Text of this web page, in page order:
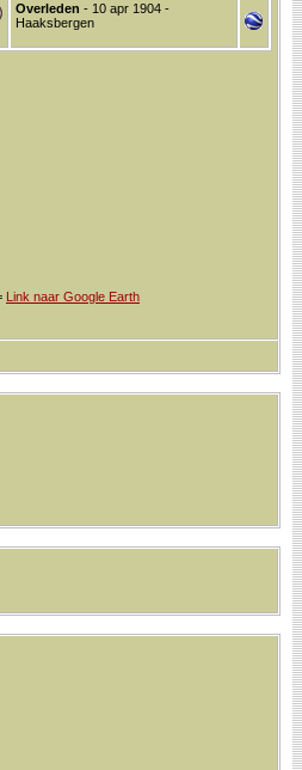
Overleden - 10 apr 1904 -
Haaksbergen
Link naar Google Earth